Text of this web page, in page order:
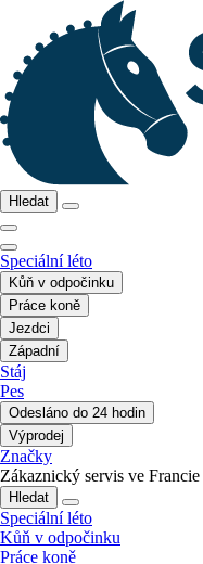
Hledat
Speciální léto
Kůň v odpočinku
Práce koně
Jezdci
Západní
Stáj
Pes
Odesláno do 24 hodin
Výprodej
Značky
Zákaznický servis ve Francie
Hledat
Speciální léto
Kůň v odpočinku
Práce koně